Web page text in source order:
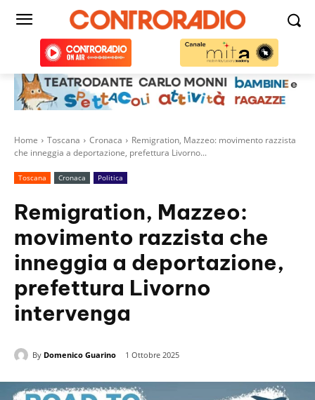
Home Toscana Cronaca
Remigration, Mazzeo: movimento razzista
che inneggia a deportazione, prefettura Livorno...
Toscana Cronaca Politica
Remigration, Mazzeo:
movimento razzista che
inneggia a deportazione,
prefettura Livorno
intervenga
By Domenico Guarino 1 Ottobre 2025